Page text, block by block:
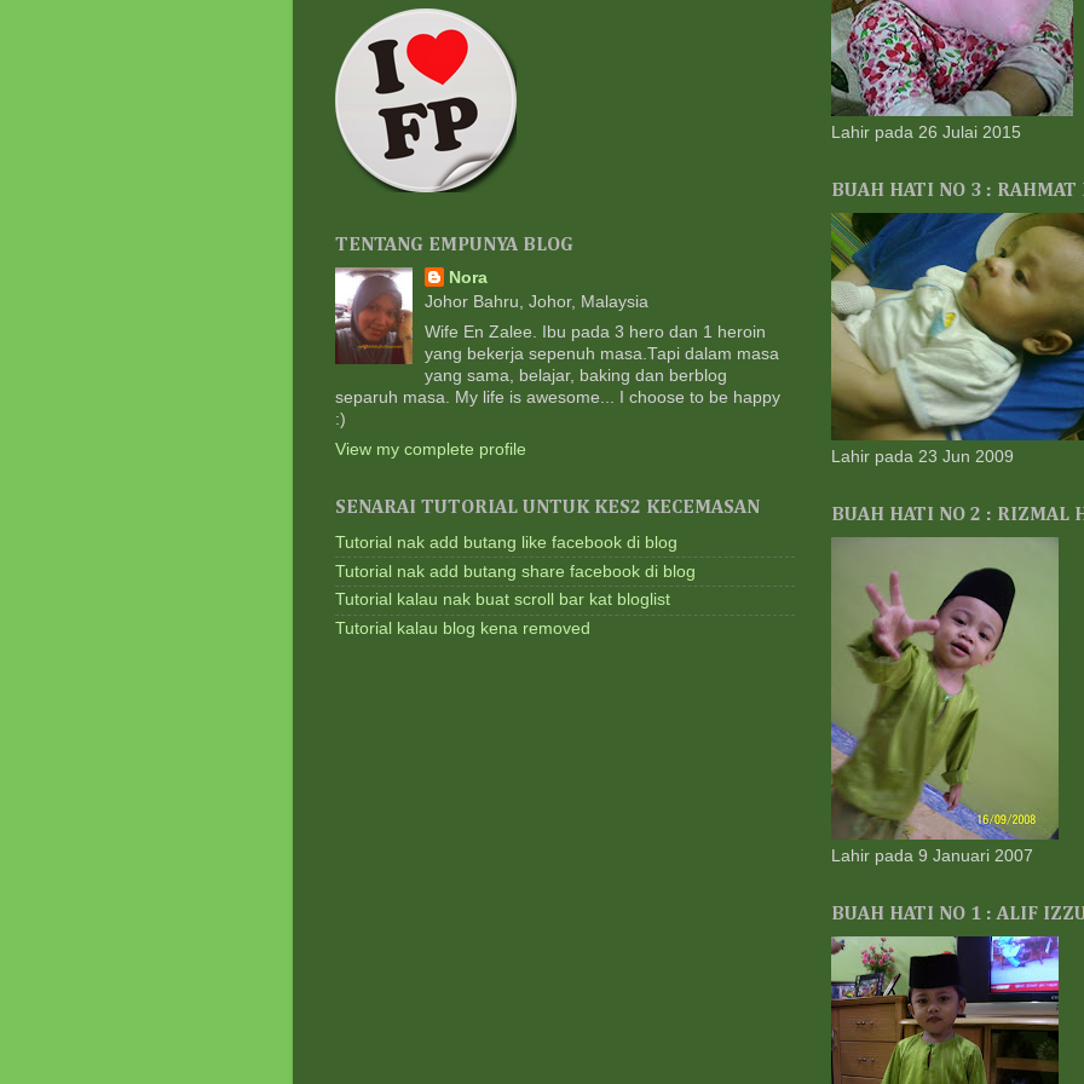
5
♥
2
||
@
2
3
7
TENTANG EMPUNYA BLOG
Nora
Johor Bahru, Johor, Malaysia
Wife En Zalee. Ibu pada 3 hero dan 1 heroin
yang bekerja sepenuh masa.Tapi dalam masa
yang sama, belajar, baking dan berblog
separuh masa. My life is awesome... I choose to be happy
:)
View my complete profile
SENARAI TUTORIAL UNTUK KES2 KECEMASAN
Tutorial nak add butang like facebook di blog
Tutorial nak add butang share facebook di blog
Tutorial kalau nak buat scroll bar kat bloglist
Tutorial kalau blog kena removed
Lahir pada 26 Julai 2015
BUAH HATI NO 3 : RAHMAT
Lahir pada 23 Jun 2009
BUAH HATI NO 2 : RIZMAL
Lahir pada 9 Januari 2007
BUAH HATI NO 1 : ALIF